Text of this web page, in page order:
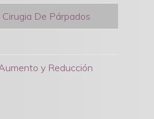
De Párpados
y Reducción